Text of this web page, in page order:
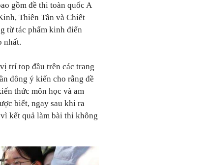
gồm đề thi toàn quốc A
Thiên Tân và Chiết
từ tác phẩm kinh điển
nhất.
trí top đầu trên các trang
đông ý kiến cho rằng đề
thức môn học và am
biết, ngay sau khi ra
kết quả làm bài thi không